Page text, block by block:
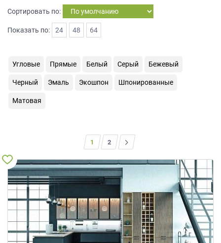
Сортировать по:
Показать по: 24 48 64
Угловые Прямые Белый Серый Бежевый
Черный Эмаль Экошпон Шпонированные
Матовая
1 2
>
обработку
персональных
Согласие
персональных
и
условиях
Политики
обработки
данных.